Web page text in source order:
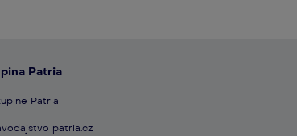
Patria
Patria
patria.cz